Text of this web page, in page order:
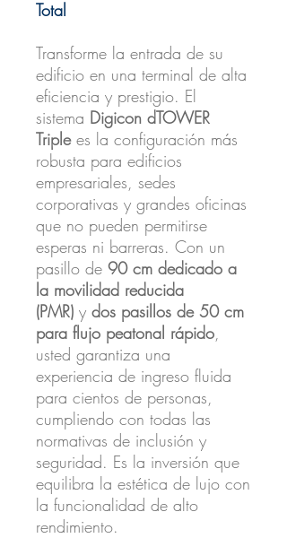
Total
Transforme la entrada de su
edificio en una terminal de alta
eficiencia y prestigio. El
sistema Digicon dTOWER
Triplees la configuración más
robusta para edificios
empresariales, sedes
corporativas y grandes oficinas
que no pueden permitirse
esperas ni barreras. Con un
pasillo de 90 cm dedicado a
la movilidad reducida
(PMR) y dos pasillos de 50 cm
para flujo peatonal rápido,
usted garantiza una
experiencia de ingreso fluida
para cientos de personas,
cumpliendo con todas las
normativas de inclusión y
seguridad. Es la inversión que
equilibra la estética de lujo con
la funcionalidad de alto
rendimiento.